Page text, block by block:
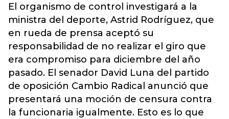
El organismo de control investigará a la
ministra del deporte, Astrid Rodríguez, que
en rueda de prensa aceptó su
responsabilidad de no realizar el giro que
era compromiso para diciembre del año
pasado. El senador David Luna del partido
de oposición Cambio Radical anunció que
presentará una moción de censura contra
la funcionaria igualmente. Esto es lo que